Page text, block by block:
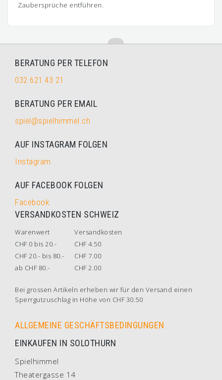
Zaubersprüche entführen.
BERATUNG PER TELEFON
032 621 43 21
BERATUNG PER EMAIL
spiel@spielhimmel.ch
AUF INSTAGRAM FOLGEN
Instagram
AUF FACEBOOK FOLGEN
Facebook
VERSANDKOSTEN SCHWEIZ
Warenwert
Versandkosten
CHF 0 bis 20.-
CHF 4.50
CHF 20.- bis 80.-
CHF 7.00
ab CHF 80.-
CHF 2.00
Bei grossen Artikeln erheben wir für den Versand einen
Sperrgutzuschlag in Höhe von CHF 30.50
ALLGEMEINE GESCHÄFTSBEDINGUNGEN
EINKAUFEN IN SOLOTHURN
Spielhimmel
Theatergasse 14